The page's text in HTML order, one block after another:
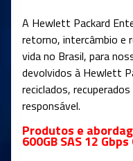
A Hewlett Packard
retorno, intercâmbio e
vida no Brasil, para
devolvidos à Hewlett
reciclados,
responsável.
Produtos e
600GB SAS 12